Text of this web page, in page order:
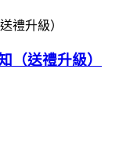
（送禮升級）